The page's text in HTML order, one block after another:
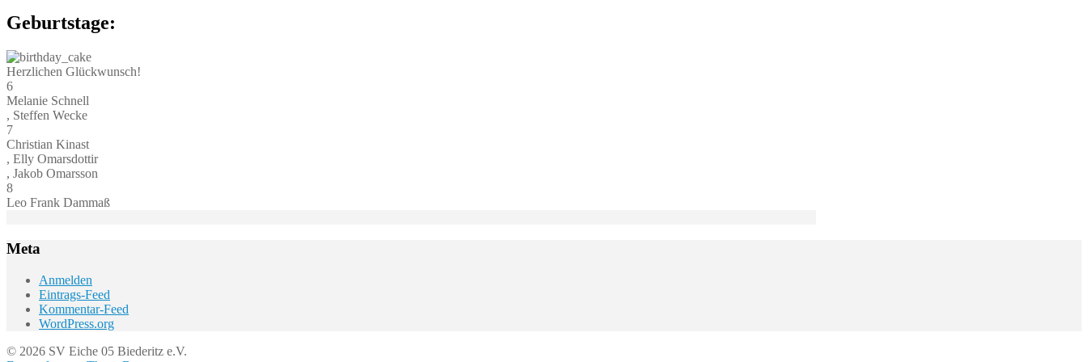
Geburtstage:
Herzlichen Glückwunsch!
6
Melanie Schnell
, Steffen Wecke
7
Christian Kinast
, Elly Omarsdottir
, Jakob Omarsson
8
Leo Frank Dammaß
Meta
Anmelden
Eintrags-Feed
Kommentar-Feed
WordPress.org
© 2026 SV Eiche 05 Biederitz e.V.